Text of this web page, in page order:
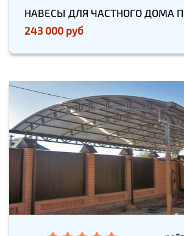
НАВЕСЫ ДЛЯ ЧАСТНОГО ДОМА
243 000 руб